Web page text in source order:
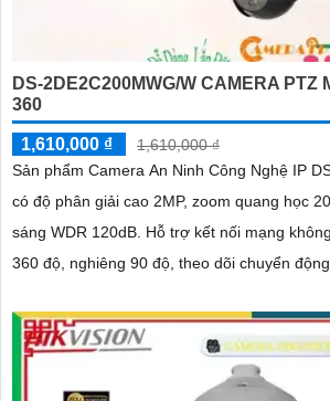
DS-2DE2C200MWG/W CAMERA PTZ
360
1,610,000 ₫
1,610,000 ₫
Sản phẩm Camera An Ninh Công Nghệ IP
có độ phân giải cao 2MP, zoom quang học
sáng WDR 120dB. Hỗ trợ kết nối mạng không dây, xoay ngang
360 độ, nghiêng 90 độ, theo dõi chuyển